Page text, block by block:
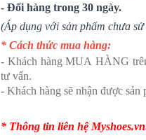
- Đổi hàng trong 30 ngày.
(Áp dụng với sản phẩm chưa
* Cách thức mua hàng:
- Khách hàng MUA HÀNG
tư vấn.
- Khách hàng sẽ nhận được
* Thông tin liên hệ